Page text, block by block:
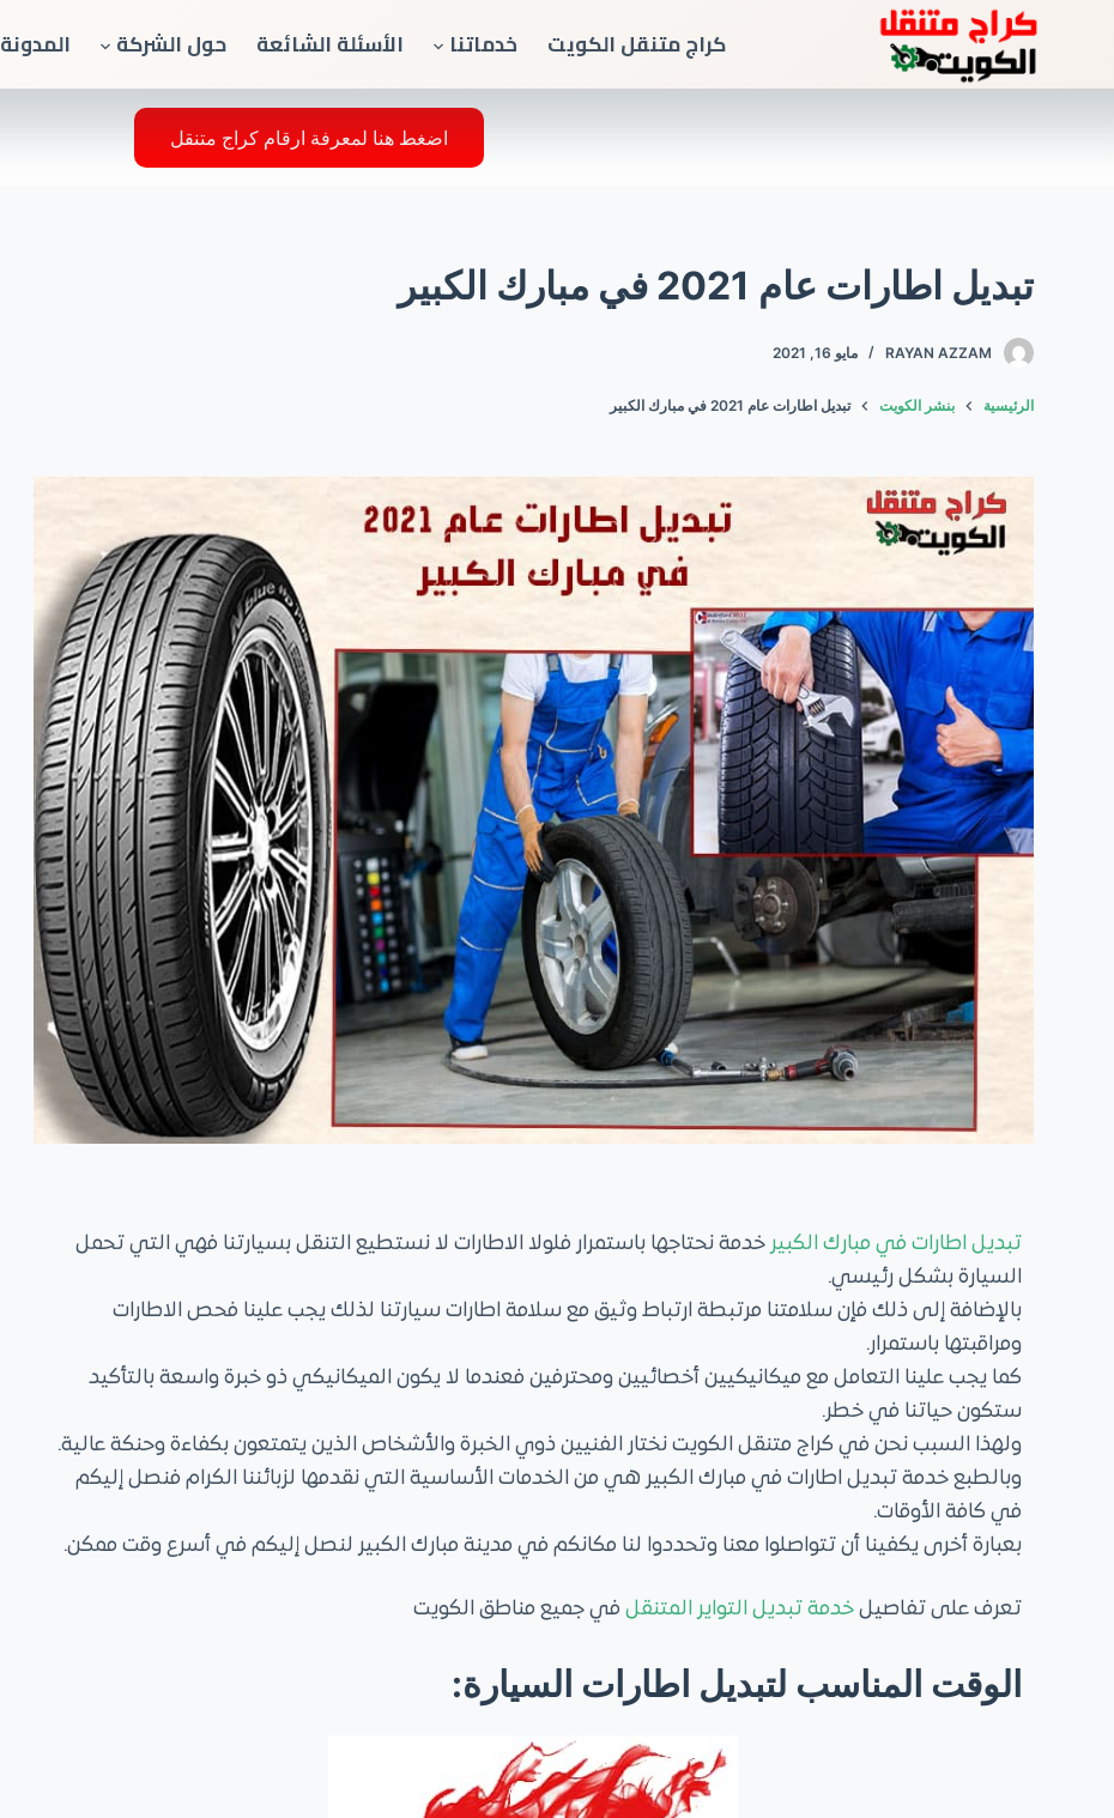
كراج متنقل الكويت خدماتنا الأسئلة الشائعة حول الشركة المدونة
اضغط هنا لمعرفة ارقام كراج متنقل
تبديل اطارات عام 2021 في مبارك الكبير
RAYAN AZZAM مايو 16, 2021
الرئيسية بنشر الكويت تبديل اطارات عام 2021 في مبارك الكبير
تبديل اطارات في مبارك الكبير خدمة نحتاجها باستمرار فلولا الاطارات لا نستطيع التنقل بسيارتنا فهي التي تحمل
السيارة بشكل رئيسي.
بالإضافة إلى ذلك فإن سلامتنا مرتبطة ارتباط وثيق مع سلامة اطارات سيارتنا لذلك يجب علينا فحص الاطارات
ومراقبتها باستمرار.
كما يجب علينا التعامل مع ميكانيكيين أخصائيين ومحترفين فعندما لا يكون الميكانيكي ذو خبرة واسعة بالتأكيد
ستكون حياتنا في خطر.
ولهذا السبب نحن في كراج متنقل الكويت نختار الفنيين ذوي الخبرة والأشخاص الذين يتمتعون بكفاءة وحنكة عالية.
وبالطبع خدمة تبديل اطارات في مبارك الكبير هي من الخدمات الأساسية التي نقدمها لزبائننا الكرام فنصل إليكم
في كافة الأوقات.
بعبارة أخرى يكفينا أن تتواصلوا معنا وتحددوا لنا مكانكم في مدينة مبارك الكبير لنصل إليكم في أسرع وقت ممكن.
تعرف على تفاصيلخدمة تبديل التواير المتنقل في جميع مناطق الكويت
الوقت المناسب لتبديل اطارات السيارة: